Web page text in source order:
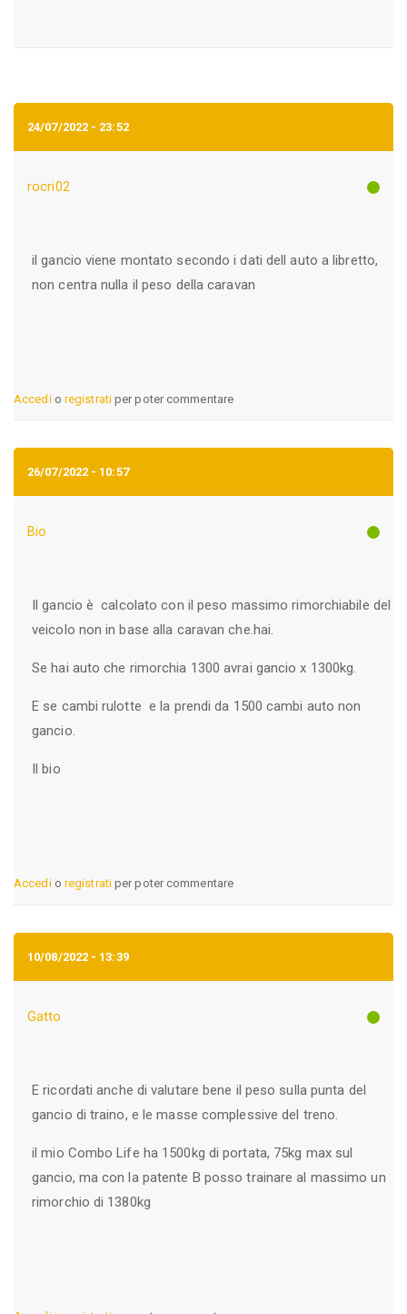
24/07/2022 - 23:52
rocri02
il gancio viene montato secondo i dati dell auto a libretto,
non centra nulla il peso della caravan
Accedio registratiper poter commentare
26/07/2022 - 10:57
Bio
Il gancio è calcolato con il peso massimo rimorchiabile del
veicolo non in base alla caravan che.hai.
Se hai auto che rimorchia 1300 avrai gancio x 1300kg.
E se cambi rulotte e la prendi da 1500 cambi auto non
gancio.
Il bio
Accedio registratiper poter commentare
10/08/2022 - 13:39
Gatto
E ricordati anche di valutare bene il peso sulla punta del
gancio di traino, e le masse complessive del treno.
il mio Combo Life ha 1500kg di portata, 75kg max sul
gancio, ma con la patente B posso trainare al massimo un
rimorchio di 1380kg